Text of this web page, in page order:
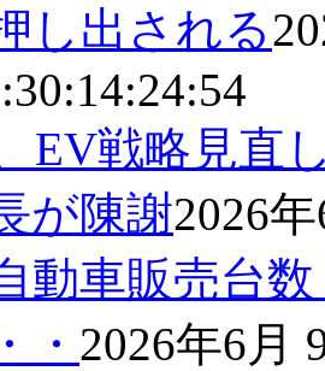
し出される
EV戦略見直
が陳謝2026
動車販売台
・ 2026年6月